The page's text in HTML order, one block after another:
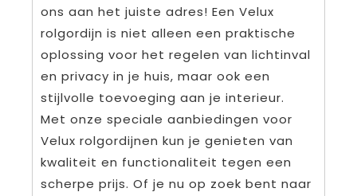
ons aan het juiste adres! Een Velux
rolgordijn is niet alleen een praktische
oplossing voor het regelen van lichtinval
en privacy in je huis, maar ook een
stijlvolle toevoeging aan je interieur.
Met onze speciale aanbiedingen voor
Velux rolgordijnen kun je genieten van
kwaliteit en functionaliteit tegen een
scherpe prijs. Of je nu op zoek bent naar